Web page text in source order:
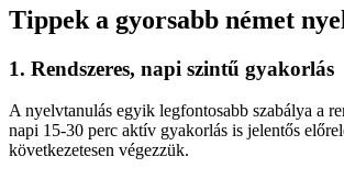
Tippek a gyorsabb német
1. Rendszeres, napi szintű gyakorlás
A nyelvtanulás egyik legfontosabb szabálya a
napi 15-30 perc aktív gyakorlás is jelentős
következetesen végezzük.